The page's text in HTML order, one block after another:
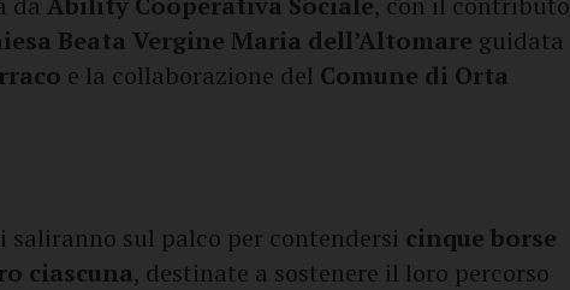
Beata Vergine Maria dell’Altomare guidata
e la collaborazione del Comune di Orta
sul palco per contendersi cinque borse
ciascuna, destinate a sostenere il loro percorso